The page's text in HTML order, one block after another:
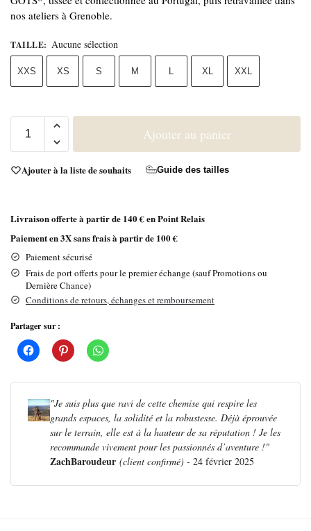
nos ateliers à Grenoble.
TAILLE: Aucune sélection
XXS XS S M L XL XXL
Ajouter au panier
Ajouter à la liste de souhaits Guide des tailles
Livraison offerte à partir de 140 € en Point Relais
Paiement en 3X sans frais à partir de 100 €
Paiement sécurisé
Frais de port offerts pour le premier échange (sauf Promotions ou
Dernière Chance)
Conditions de retours, échanges et remboursement
Partager sur :
"Je suis plus que ravi de cette chemise qui respire les
grands espaces, la solidité et la robustesse. Déjà éprouvée
sur le terrain, elle est à la hauteur de sa réputation ! Je les
recommande vivement pour les passionnés d’aventure !"
ZachBaroudeur (client confirmé) - 24 février 2025